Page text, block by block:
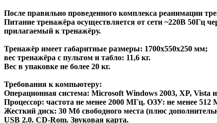
После правильно проведенного комплекса реанимации
Питание тренажёра осуществляется от сети ~220В 50Гц
прилагаемый к тренажёру.
Тренажёр имеет габаритные размеры: 1700х550х250 мм;
вес тренажёра с пультом и табло: 11,6 кг.
Вес в упаковке не более 20 кг.
Требования к компьютеру:
Операционная система: Microsoft Windows 2003, XP, Vista
Процессор: частота не менее 2000 МГц. ОЗУ: не менее 512
Жесткий диск: 30 Мб свободного места (плюс
USB 2.0. CD-Rom. Звуковая карта.